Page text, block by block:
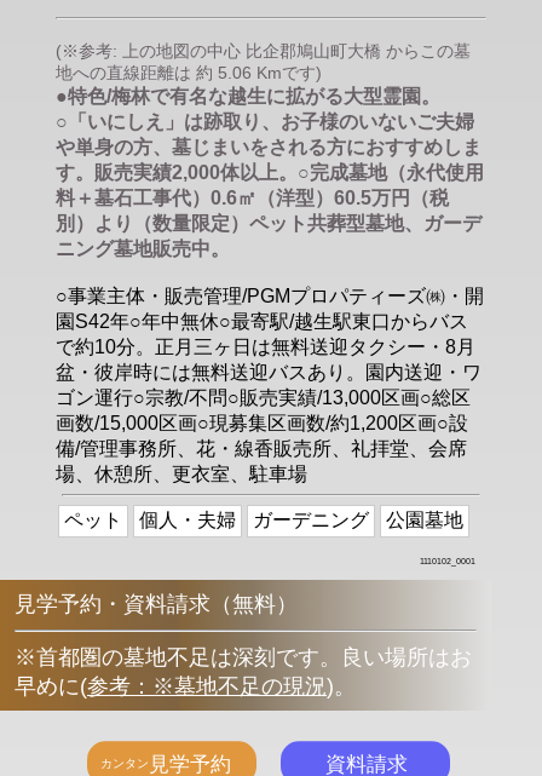
(※参考: 上の地図の中心 比企郡鳩山町大橋 からこの墓
地への直線距離は 約 5.06 Kmです)
●特色/梅林で有名な越生に拡がる大型霊園。
○「いにしえ」は跡取り、お子様のいないご夫婦
や単身の方、墓じまいをされる方におすすめしま
す。販売実績2,000体以上。○完成墓地（永代使用
料＋墓石工事代）0.6㎡（洋型）60.5万円（税
別）より（数量限定）ペット共葬型墓地、ガーデ
ニング墓地販売中。
○事業主体・販売管理/PGMプロパティーズ㈱・開
園S42年○年中無休○最寄駅/越生駅東口からバス
で約10分。正月三ヶ日は無料送迎タクシー・8月
盆・彼岸時には無料送迎バスあり。園内送迎・ワ
ゴン運行○宗教/不問○販売実績/13,000区画○総区
画数/15,000区画○現募集区画数/約1,200区画○設
備/管理事務所、花・線香販売所、礼拝堂、会席
場、休憩所、更衣室、駐車場
ペット 個人・夫婦 ガーデニング 公園墓地
1110102_0001
見学予約・資料請求（無料）
※首都圏の墓地不足は深刻です。良い場所はお
早めに(参考：※墓地不足の現況)。